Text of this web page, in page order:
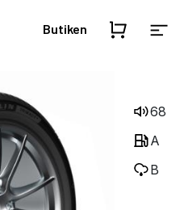
Butiken
68
A
B